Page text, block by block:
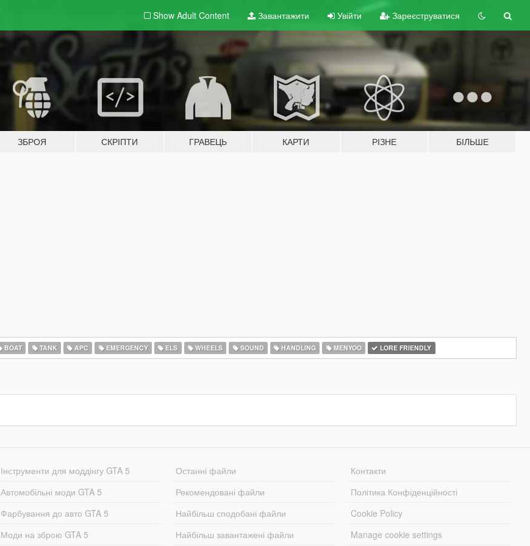
Show Adult Content Завантажити Увійти Зареєструватися
ЗБРОЯ СКРІПТИ ГРАВЕЦЬ КАРТИ РІЗНЕ БІЛЬШЕ
BOAT TANK APC EMERGENCY ELS WHEELS SOUND HANDLING MENYOO LORE FRIENDLY
Інструменти для моддінгу GTA 5
Автомобільні моди GTA 5
Фарбування до авто GTA 5
Моди на зброю GTA 5
Останні файли
Рекомендовані файли
Найбільш сподобані файли
Найбільш завантажені файли
Контакти
Політика Конфіденційності
Cookie Policy
Manage cookie settings